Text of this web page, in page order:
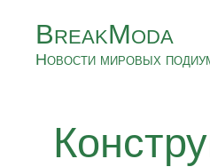
BreakModa
Новости мировых